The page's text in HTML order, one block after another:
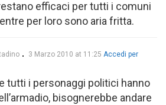
efficaci per tutti i comuni
per loro sono aria fritta.
3 Marzo 2010 at 11:25 Accedi per
tutti i personaggi politici hanno
bisognerebbe andare